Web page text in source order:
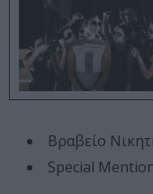
Βραβείο
Special